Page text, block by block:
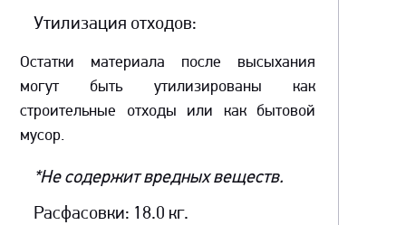
Утилизация отходов:
Остатки материала после высыхания
могут быть утилизированы как
строительные отходы или как бытовой
мусор.
*Не содержит вредных веществ.
Расфасовки: 18.0 кг.